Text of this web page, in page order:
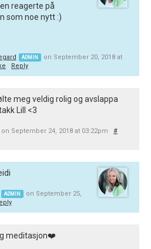
reagerte på
som noe nytt :)
ADMIN
on September 20, 2018 at
Reply
meg veldig rolig og avslappa
Lill <3
on September 24, 2018 at 03:22pm
#
ADMIN
on September 25,
meditasjon❤️